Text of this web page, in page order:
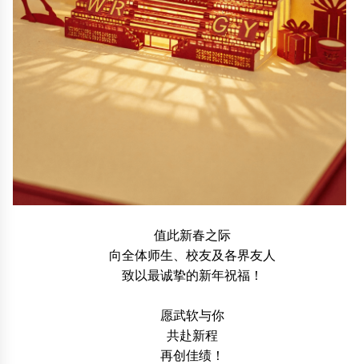
值此新春之际
向全体师生、校友及各界友人
致以最诚挚的新年祝福！
愿武软与你
共赴新程
再创佳绩！